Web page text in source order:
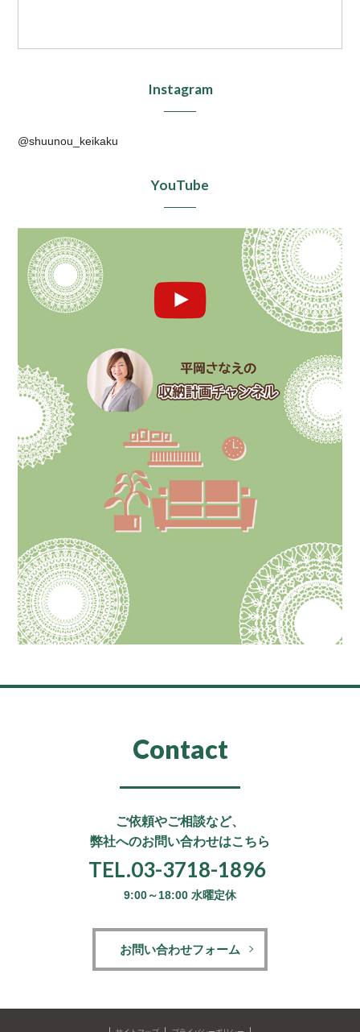
Instagram
@shuunou_keikaku
YouTube
Contact
ご依頼やご相談など、
弊社へのお問い合わせはこちら
TEL.03-3718-1896
9:00～18:00 水曜定休
お問い合わせフォーム